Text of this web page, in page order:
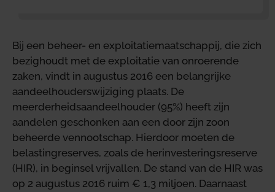
Bij een beheer- en exploitatiemaatschappij, die zich
bezighoudt met de exploitatie van onroerende
zaken, vindt in augustus 2016 een belangrijke
aandeelhouderswijziging plaats. De
meerderheidsaandeelhouder (95%) heeft zijn
aandelen geschonken aan een door zijn zoon
beheerde vennootschap. Hierdoor moeten de
belastingreserves, zoals de herinvesteringsreserve
(HIR), in beginsel vrijvallen. De stand van de HIR was
op 2 augustus 2016 ruim € 1,3 miljoen. Daarnaast